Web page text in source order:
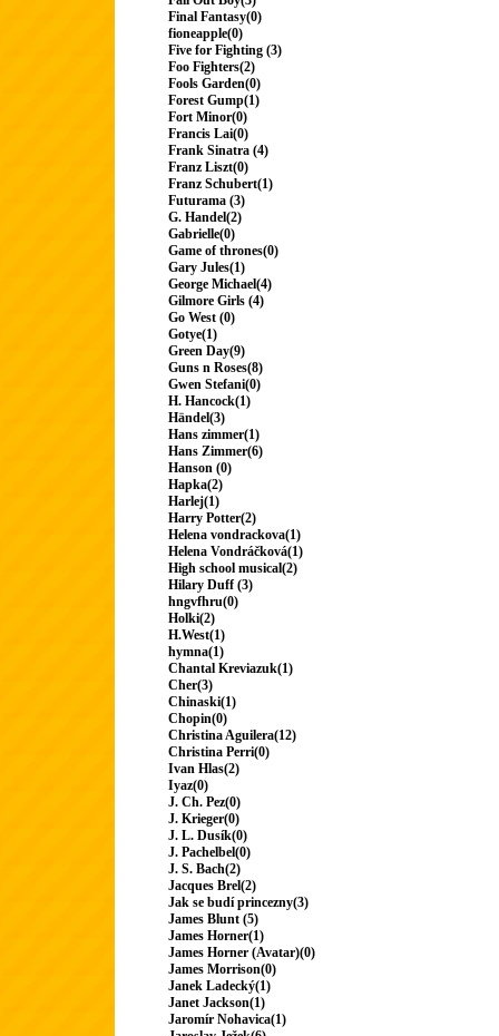
Final Fantasy(0)
fioneapple(0)
Five for Fighting (3)
Foo Fighters(2)
Fools Garden(0)
Forest Gump(1)
Fort Minor(0)
Francis Lai(0)
Frank Sinatra (4)
Franz Liszt(0)
Franz Schubert(1)
Futurama (3)
G. Handel(2)
Gabrielle(0)
Game of thrones(0)
Gary Jules(1)
George Michael(4)
Gilmore Girls (4)
Go West (0)
Gotye(1)
Green Day(9)
Guns n Roses(8)
Gwen Stefani(0)
H. Hancock(1)
Händel(3)
Hans zimmer(1)
Hans Zimmer(6)
Hanson (0)
Hapka(2)
Harlej(1)
Harry Potter(2)
Helena vondrackova(1)
Helena Vondráčková(1)
High school musical(2)
Hilary Duff (3)
hngvfhru(0)
Holki(2)
H.West(1)
hymna(1)
Chantal Kreviazuk(1)
Cher(3)
Chinaski(1)
Chopin(0)
Christina Aguilera(12)
Christina Perri(0)
Ivan Hlas(2)
Iyaz(0)
J. Ch. Pez(0)
J. Krieger(0)
J. L. Dusík(0)
J. Pachelbel(0)
J. S. Bach(2)
Jacques Brel(2)
Jak se budí princezny(3)
James Blunt (5)
James Horner(1)
James Horner (Avatar)(0)
James Morrison(0)
Janek Ladecký(1)
Janet Jackson(1)
Jaromír Nohavica(1)